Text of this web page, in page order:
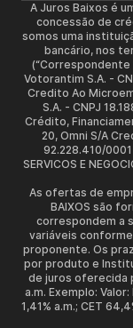
A Juros Baixos é
concessão de
somos uma
bancário, nos
(“Correspondente
Votorantim S.A. -
Credito Ao
S.A. - CNPJ
Crédito,
20, Omni S/A
92.228.410/
SERVICOS E
As ofertas de
BAIXOS são
correspondem a
variáveis
proponente. Os
por produto e
de juros oferecida
a.m. Exemplo:
1,41% a.m.; CET